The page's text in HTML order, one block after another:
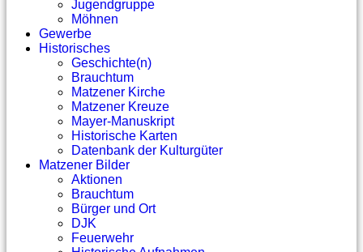
Jugendgruppe
Möhnen
Gewerbe
Historisches
Geschichte(n)
Brauchtum
Matzener Kirche
Matzener Kreuze
Mayer-Manuskript
Historische Karten
Datenbank der Kulturgüter
Matzener Bilder
Aktionen
Brauchtum
Bürger und Ort
DJK
Feuerwehr